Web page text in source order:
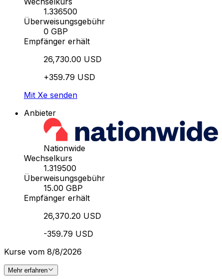
1.336500
Überweisungsgebühr
0 GBP
Empfänger erhält
26,730.00 USD
+359.79 USD
Mit Xe senden
Anbieter
Nationwide
Wechselkurs
1.319500
Überweisungsgebühr
15.00 GBP
Empfänger erhält
26,370.20 USD
-359.79 USD
Kurse vom 8/8/2026
Mehr erfahren